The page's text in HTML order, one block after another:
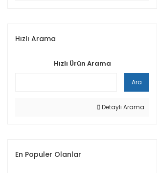
Hızlı Arama
Hızlı Ürün Arama
Ara
Detaylı Arama
En Populer Olanlar